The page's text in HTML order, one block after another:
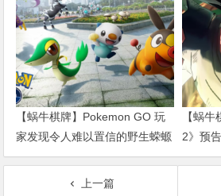
【蜗牛棋牌】Pokemon GO 玩
家发现令人难以置信的野生蝾螈
【蜗
2》预
上一篇